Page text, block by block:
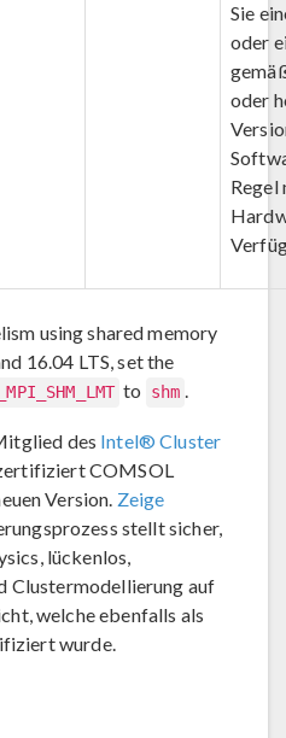
Sie
oder
oder
Regel
using shared memory
16.04 LTS, set the
to shm .
des Intel® Cluster
COMSOL
Version. Zeige
stellt sicher,
lückenlos,
Clustermodellierung auf
welche ebenfalls als
wurde.